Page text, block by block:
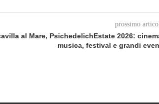
prossimo
al Mare, PsichedelichEstate 2026:
musica, festival e grandi